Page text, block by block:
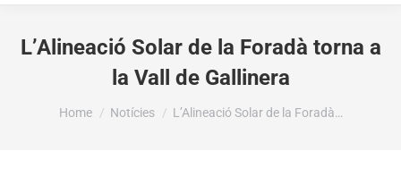
L’Alineació Solar de la Foradà torna a
la Vall de Gallinera
You are here:
Home Notícies L’Alineació Solar de la Foradà…